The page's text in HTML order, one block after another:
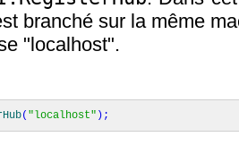
branché sur la même
"localhost".
( "localhost" ) ;